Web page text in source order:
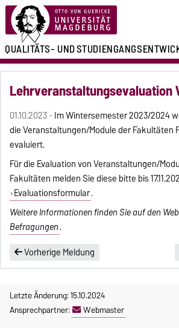
QUALITÄTS- UND
Lehrveranstaltungsevaluation
01.10.2023 -Im Wintersemester 2023/2024
die Veranstaltungen/Module der Fakultäten
evaluiert.
Für die Evaluation von Veranstaltungen/
Fakultäten melden Sie diese bitte bis
Evaluationsformular.
Weitere Informationen finden Sie auf den
Befragungen.
Vorherige Meldung
Letzte Änderung: 15.10.2024
Ansprechpartner:
Webmaster